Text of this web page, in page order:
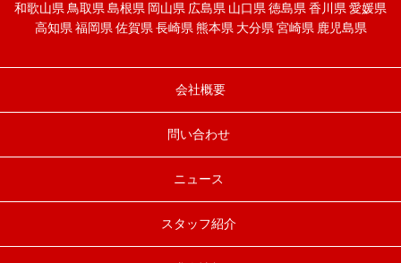
和歌山県 鳥取県 島根県 岡山県 広島県 山口県 徳島県 香川県 愛媛県
高知県 福岡県 佐賀県 長崎県 熊本県 大分県 宮崎県 鹿児島県
会社概要
問い合わせ
ニュース
スタッフ紹介